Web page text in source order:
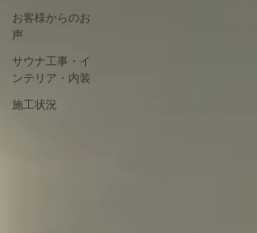
お客様からのお
声
サウナ工事・イ
ンテリア・内装
施工状況